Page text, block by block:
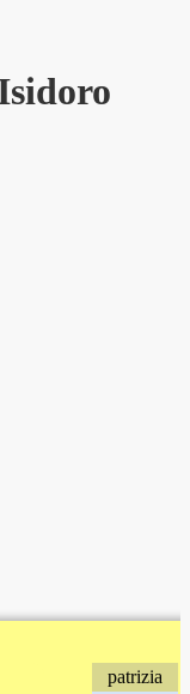
patrizia